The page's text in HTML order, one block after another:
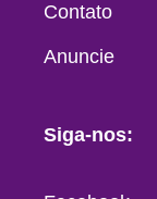
Contato
Anuncie
Siga-nos: